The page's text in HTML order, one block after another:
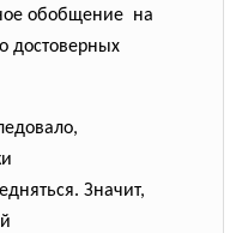
обобщение на
достоверных
Значит,